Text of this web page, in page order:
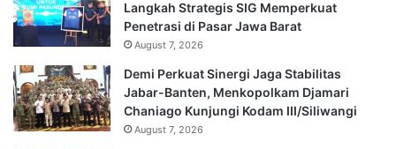
Langkah Strategis SIG Memperkuat
Penetrasi di Pasar Jawa Barat
August 7, 2026
Demi Perkuat Sinergi Jaga Stabilitas
Jabar-Banten, Menkopolkam Djamari
Chaniago Kunjungi Kodam III/Siliwangi
August 7, 2026